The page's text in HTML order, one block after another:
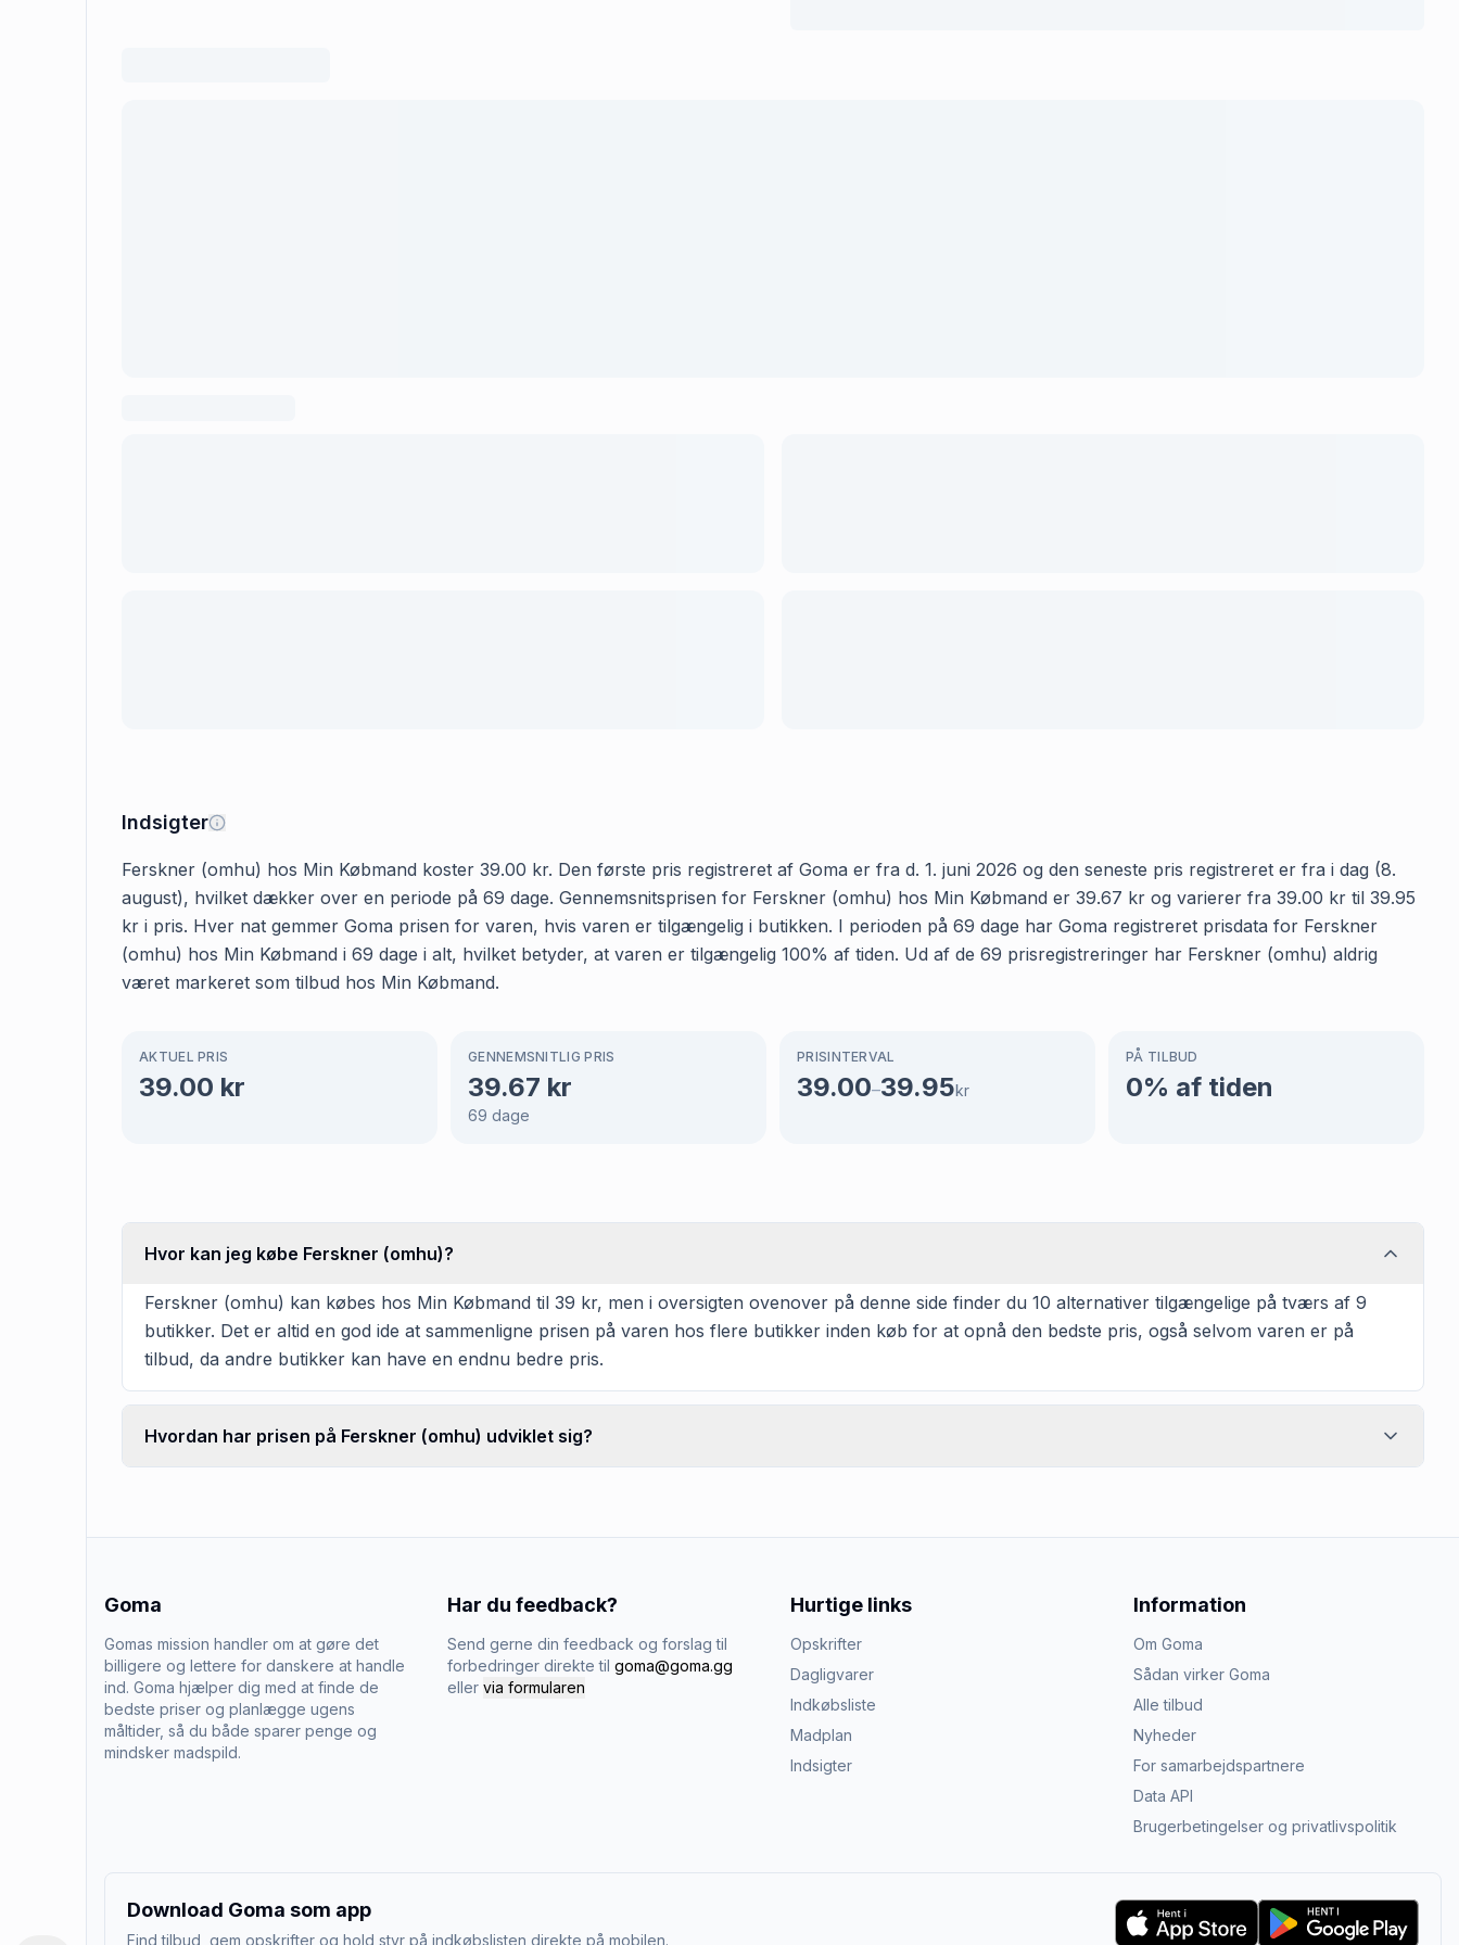
Indsigter
Ferskner (omhu) hos Min Købmand koster 39.00 kr. Den første pris registreret af Goma er fra d. 1. juni 2026 og den seneste pris registreret er fra i dag (8.
august), hvilket dækker over en periode på 69 dage. Gennemsnitsprisen for Ferskner (omhu) hos Min Købmand er 39.67 kr og varierer fra 39.00 kr til 39.95
kr i pris. Hver nat gemmer Goma prisen for varen, hvis varen er tilgængelig i butikken. I perioden på 69 dage har Goma registreret prisdata for Ferskner
(omhu) hos Min Købmand i 69 dage i alt, hvilket betyder, at varen er tilgængelig 100% af tiden. Ud af de 69 prisregistreringer har Ferskner (omhu) aldrig
været markeret som tilbud hos Min Købmand.
AKTUEL PRIS
39.00 kr
GENNEMSNITLIG PRIS
39.67 kr
69 dage
PRISINTERVAL
39.00–39.95kr
PÅ TILBUD
0% af tiden
Hvor kan jeg købe Ferskner (omhu)?
Ferskner (omhu) kan købes hos Min Købmand til 39 kr, men i oversigten ovenover på denne side finder du 10 alternativer tilgængelige på tværs af 9
butikker. Det er altid en god ide at sammenligne prisen på varen hos flere butikker inden køb for at opnå den bedste pris, også selvom varen er på
tilbud, da andre butikker kan have en endnu bedre pris.
Hvordan har prisen på Ferskner (omhu) udviklet sig?
Goma
Gomas mission handler om at gøre det
billigere og lettere for danskere at handle
ind. Goma hjælper dig med at finde de
bedste priser og planlægge ugens
måltider, så du både sparer penge og
mindsker madspild.
Har du feedback?
Send gerne din feedback og forslag til
forbedringer direkte til goma@goma.gg
eller via formularen
Hurtige links
Opskrifter
Dagligvarer
Indkøbsliste
Madplan
Indsigter
Information
Om Goma
Sådan virker Goma
Alle tilbud
Nyheder
For samarbejdspartnere
Data API
Brugerbetingelser og privatlivspolitik
Download Goma som app
Find tilbud, gem opskrifter og hold styr på indkøbslisten direkte på mobilen.